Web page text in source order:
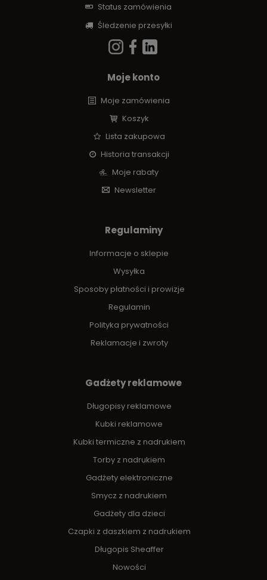
Status zamówienia
Śledzenie przesyłki
Moje konto
Moje zamówienia
Koszyk
Lista zakupowa
Historia transakcji
Moje rabaty
Newsletter
Regulaminy
Informacje o sklepie
Wysyłka
Sposoby płatności i prowizje
Regulamin
Polityka prywatności
Reklamacje i zwroty
Gadżety reklamowe
Długopisy reklamowe
Kubki reklamowe
Kubki termiczne z nadrukiem
Torby z nadrukiem
Gadżety elektroniczne
Smycz z nadrukiem
Gadżety dla dzieci
Czapki z daszkiem z nadrukiem
Długopis Sheaffer
Nowości